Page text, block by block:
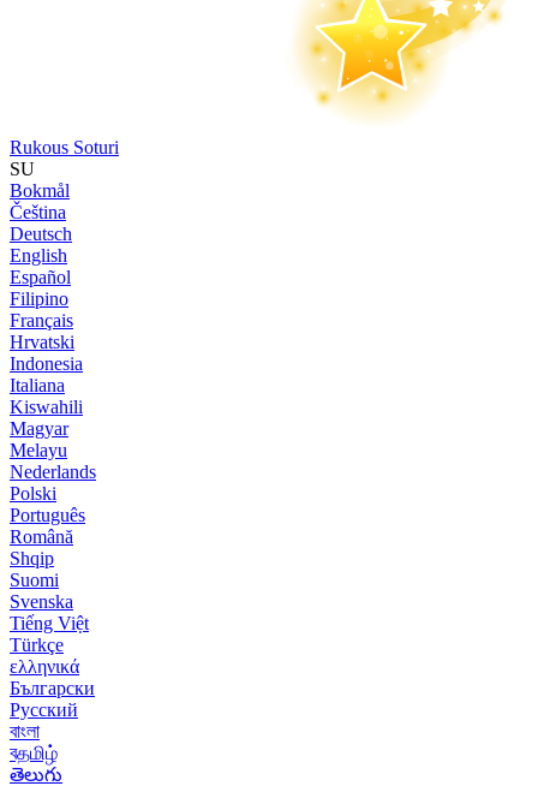
Rukous Soturi
SU
Bokmål
Čeština
Deutsch
English
Español
Filipino
Français
Hrvatski
Indonesia
Italiana
Kiswahili
Magyar
Melayu
Nederlands
Polski
Português
Română
Shqip
Suomi
Svenska
Tiếng Việt
Türkçe
ελληνικά
Български
Русский
বাংলা
বதமிழ்
తెలుగు